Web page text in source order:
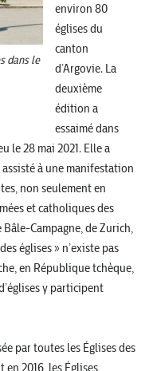
dans le
environ 80
églises du
canton
d’Argovie. La
deuxième
édition a
essaimé dans
le 28 mai 2021. Elle a
à une manifestation
non seulement en
et catholiques des
Campagne, de Zurich,
églises » n’existe pas
en République tchèque,
y participent
par toutes les Églises des
2016, les Églises